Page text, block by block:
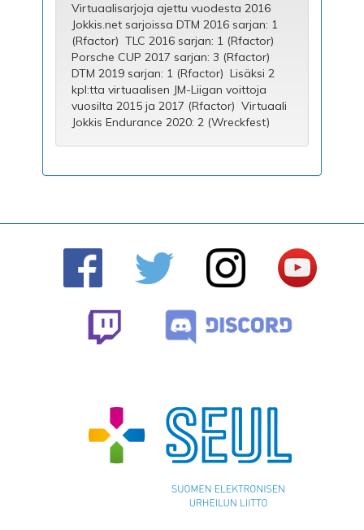
Virtuaalisarjoja ajettu vuodesta 2016
Jokkis.net sarjoissa DTM 2016 sarjan: 1
(Rfactor) TLC 2016 sarjan: 1 (Rfactor)
Porsche CUP 2017 sarjan: 3 (Rfactor)
DTM 2019 sarjan: 1 (Rfactor) Lisäksi 2
kpl:tta virtuaalisen JM-Liigan voittoja
vuosilta 2015 ja 2017 (Rfactor) Virtuaali
Jokkis Endurance 2020: 2 (Wreckfest)